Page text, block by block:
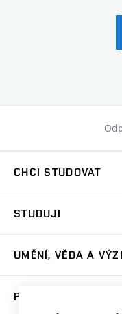
CHCI STUDOVAT
Přijímačky
Dny otevřených dveří
Přípravné kurzy
STUDUJI
Časový plán studia
UMĚNÍ, VĚDA A
PRO VEŘEJNOST